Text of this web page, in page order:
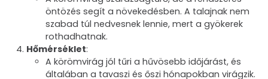
öntözés segít a növekedésben. A talajnak nem
szabad túl nedvesnek lennie, mert a gyökerek
rothadhatnak.
Hőmérséklet:
A körömvirág jól tűri a hűvösebb időjárást, és
általában a tavaszi és őszi hónapokban virágzik.